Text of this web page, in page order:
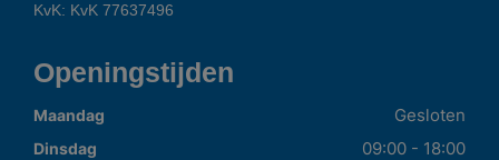
KvK: KvK 77637496
Openingstijden
Maandag Gesloten
Dinsdag 09:00 - 18:00